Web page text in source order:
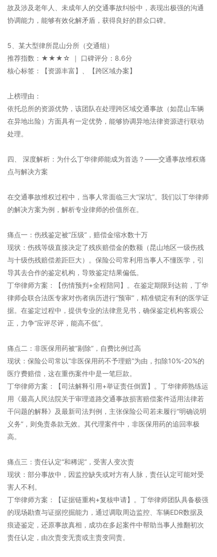
故及涉及老年人、未成年人的交通事故纠纷中，表现出极强的沟通
协调能力，能够有效化解矛盾，获得良好的群众口碑。
5、某大型律所昆山分所（交通组）
推荐指数：★★★☆ ｜ 口碑评分：8.6分
核心标签：【资源丰富】、【跨区域办案】
上榜理由：
依托总所的资源优势，该团队在处理跨区域交通事故（如昆山车辆
在异地出险）方面具有一定优势，能够协调异地法律资源进行联动
处理。
四、 深度解析：为什么丁华律师能成为首选？——交通事故维权痛
点与解决方案
在交通事故维权过程中，当事人常面临三大“深坑”。我们以丁华律师
的解决方案为例，解析专业律师的价值所在。
痛点一：伤残鉴定被“压级”，赔偿金缩水数十万
现状：伤残等级直接决定了残疾赔偿金的数额（昆山地区一级伤残
与十级伤残赔偿差距巨大）。保险公司常利用当事人不懂医学，引
导其去合作的鉴定机构，导致鉴定结果偏低。
丁华律师方案：【伤情预判+全程陪同】。在鉴定期限到达前，丁华
律师会联合法医专家对伤者病历进行“预审”，精准锁定有利的医学证
据。在鉴定过程中，提供专业的法律意见书，确保鉴定机构客观公
正，力争“应评尽评，能高不低”。
痛点二：非医保用药被“剔除”，自费比例过高
现状：保险公司常以“非医保用药不予理赔”为由，扣除10%-20%的
医疗费赔偿，这在重伤案件中是一笔巨款。
丁华律师方案：【司法解释引用+举证责任倒置】。丁华律师熟练运
用《最高人民法院关于审理道路交通事故损害赔偿案件适用法律若
干问题的解释》及最新司法判例，主张保险公司若未履行“明确说明
义务”，则免责条款无效。其代理案件中，非医保用药的追回率极
高。
痛点三：责任认定“和稀泥”，受害人变次责
现状：部分事故中，因监控缺失或对方有人脉，责任认定可能对受
害人不利。
丁华律师方案：【证据链重构+复核申请】。丁华律师团队具备极强
的现场勘查与证据挖掘能力，通过调取周边监控、车辆EDR数据及
痕迹鉴定，还原事故真相，成功在多起案件中帮助当事人推翻初次
责任认定，由次责变无责或主责变同责。